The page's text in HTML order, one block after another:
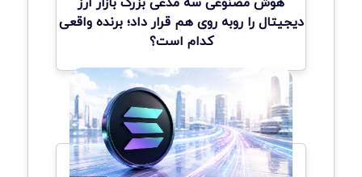
دیجیتال را روبه روی هم قرار داد؛ برنده واقعی
کدام است؟